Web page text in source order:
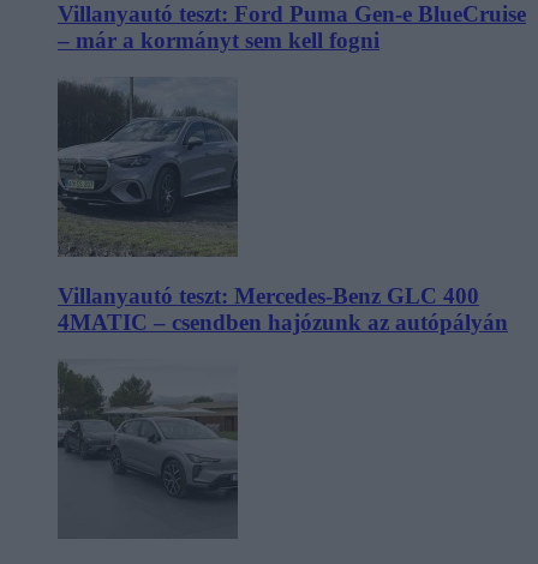
Villanyautó teszt: Ford Puma Gen-e BlueCruise
– már a kormányt sem kell fogni
Villanyautó teszt: Mercedes-Benz GLC 400
4MATIC – csendben hajózunk az autópályán